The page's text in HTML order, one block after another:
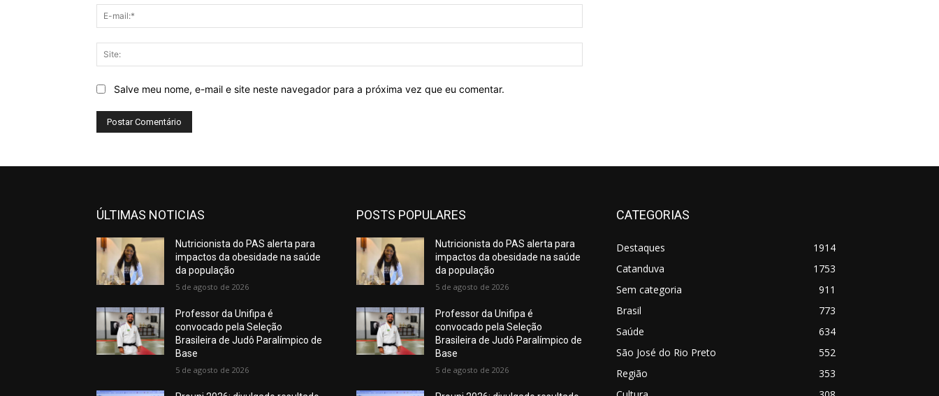
mail:*
Salve meu nome, e-mail e site neste navegador para a próxima vez que eu comentar.
ÚLTIMAS NOTICIAS
Nutricionista do PAS alerta para
impactos da obesidade na saúde
da população
5 de agosto de 2026
Professor da Unifipa é
convocado pela Seleção
Brasileira de Judô Paralímpico de
Base
5 de agosto de 2026
POSTS POPULARES
Nutricionista do PAS alerta para
impactos da obesidade na saúde
da população
5 de agosto de 2026
Professor da Unifipa é
convocado pela Seleção
Brasileira de Judô Paralímpico de
Base
5 de agosto de 2026
CATEGORIAS
Destaques
1914
Catanduva
1753
Sem categoria
911
Brasil
773
Saúde
634
São José do Rio Preto
552
Região
353